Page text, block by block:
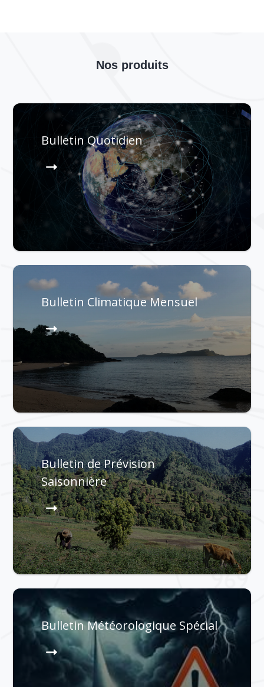
Nos produits
Bulletin Quotidien
Bulletin Climatique Mensuel
Bulletin de Prévision
Saisonnière
Bulletin Météorologique Spécial